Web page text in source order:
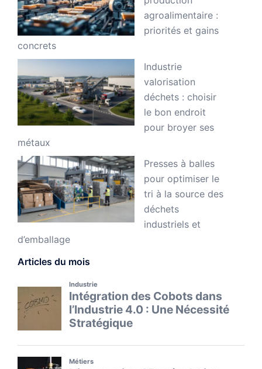
agroalimentaire :
priorités et gains
concrets
Industrie
valorisation
déchets : choisir
le bon endroit
pour broyer ses
métaux
Presses à balles
pour optimiser le
tri à la source des
déchets
industriels et
d’emballage
Articles du mois